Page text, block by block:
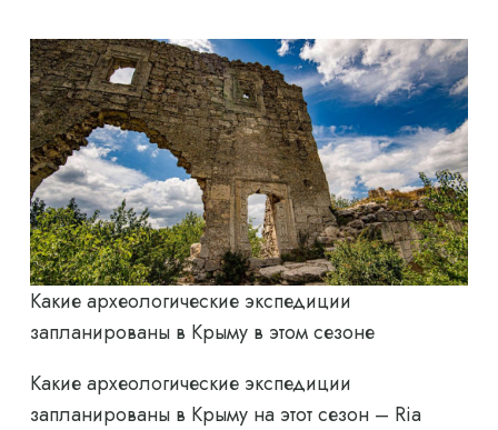
Какие археологические экспедиции
запланированы в Крыму в этом сезоне
Какие археологические экспедиции
запланированы в Крыму на этот сезон – Ria